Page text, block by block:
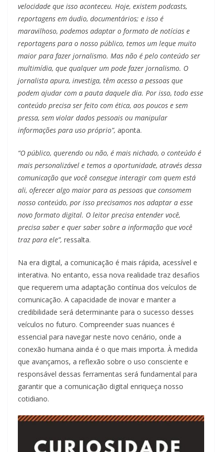
velocidade que isso aconteceu. Hoje, existem podcasts,
reportagens em áudio, documentários; e isso é
maravilhoso, podemos adaptar o formato de notícias e
reportagens para o nosso público, temos um leque muito
maior para fazer jornalismo. Mas não é pelo conteúdo ser
multimídia, que qualquer um pode fazer jornalismo. O
jornalista apura, investiga, têm acesso a pessoas que
podem ajudar com a pauta daquele dia. Por isso, todo esse
conteúdo precisa ser feito com ética, aos poucos e sem
pressa, sem violar dados pessoais ou manipular
informações para uso próprio”, aponta.
“O público, querendo ou não, é mais nichado, o conteúdo é
mais personalizável e temos a oportunidade, através dessa
comunicação que você consegue interagir com quem está
ali, oferecer algo maior para as pessoas que consomem
nosso conteúdo, por isso precisamos nos adaptar a esse
novo formato digital. O leitor precisa entender você,
precisa saber e quer saber sobre a informação que você
traz para ele”, ressalta.
Na era digital, a comunicação é mais rápida, acessível e
interativa. No entanto, essa nova realidade traz desafios
que requerem uma adaptação contínua dos veículos de
comunicação. A capacidade de inovar e manter a
credibilidade será determinante para o sucesso desses
veículos no futuro. Compreender suas nuances é
essencial para navegar neste novo cenário, onde a
conexão humana ainda é o que mais importa. À medida
que avançamos, a reflexão sobre o uso consciente e
responsável dessas ferramentas será fundamental para
garantir que a comunicação digital enriqueça nosso
cotidiano.